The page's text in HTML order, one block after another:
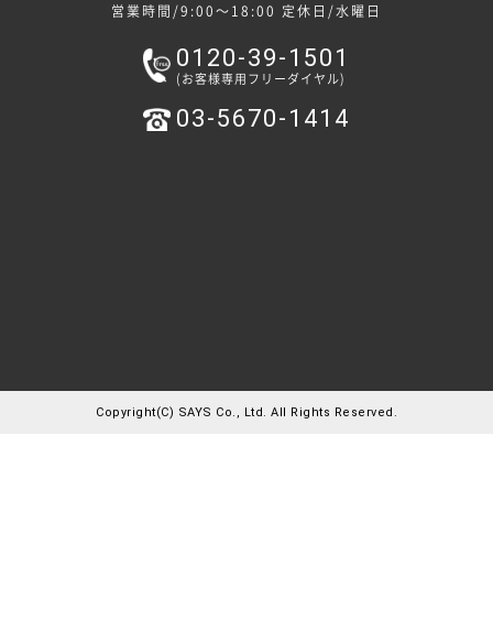
営業時間/9:00～18:00 定休日/水曜日
0120-39-1501
(お客様専用フリーダイヤル)
03-5670-1414
Copyright(C) SAYS Co., Ltd. All Rights Reserved.